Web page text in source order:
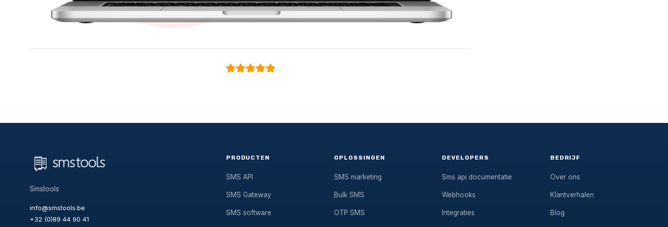
Smstools
info@smstools.be
+32 (0)89 44 90 41
PRODUCTEN
SMS API
SMS Gateway
SMS software
OPLOSSINGEN
SMS marketing
Bulk SMS
OTP SMS
DEVELOPERS
Sms api documentatie
Webhooks
Integraties
BEDRIJF
Over ons
Klantverhalen
Blog